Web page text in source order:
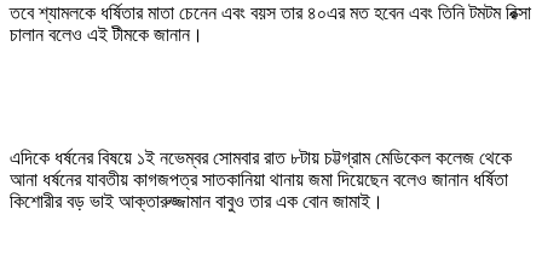
তবে শ্যামলকে ধর্ষিতার মাতা চেনেন এবং বয়স তার ৪০এর মত হবেন এবং তিনি টমটম রিক্সা
চালান বলেও এই টীমকে জানান।
এদিকে ধর্ষনের বিষয়ে ১ই নভেম্বর সোমবার রাত ৮টায় চট্টগ্রাম মেডিকেল কলেজ থেকে
আনা ধর্ষনের যাবতীয় কাগজপত্র সাতকানিয়া থানায় জমা দিয়েছেন বলেও জানান ধর্ষিতা
কিশোরীর বড় ভাই আক্তারুজ্জামান বাবুও তার এক বোন জামাই।